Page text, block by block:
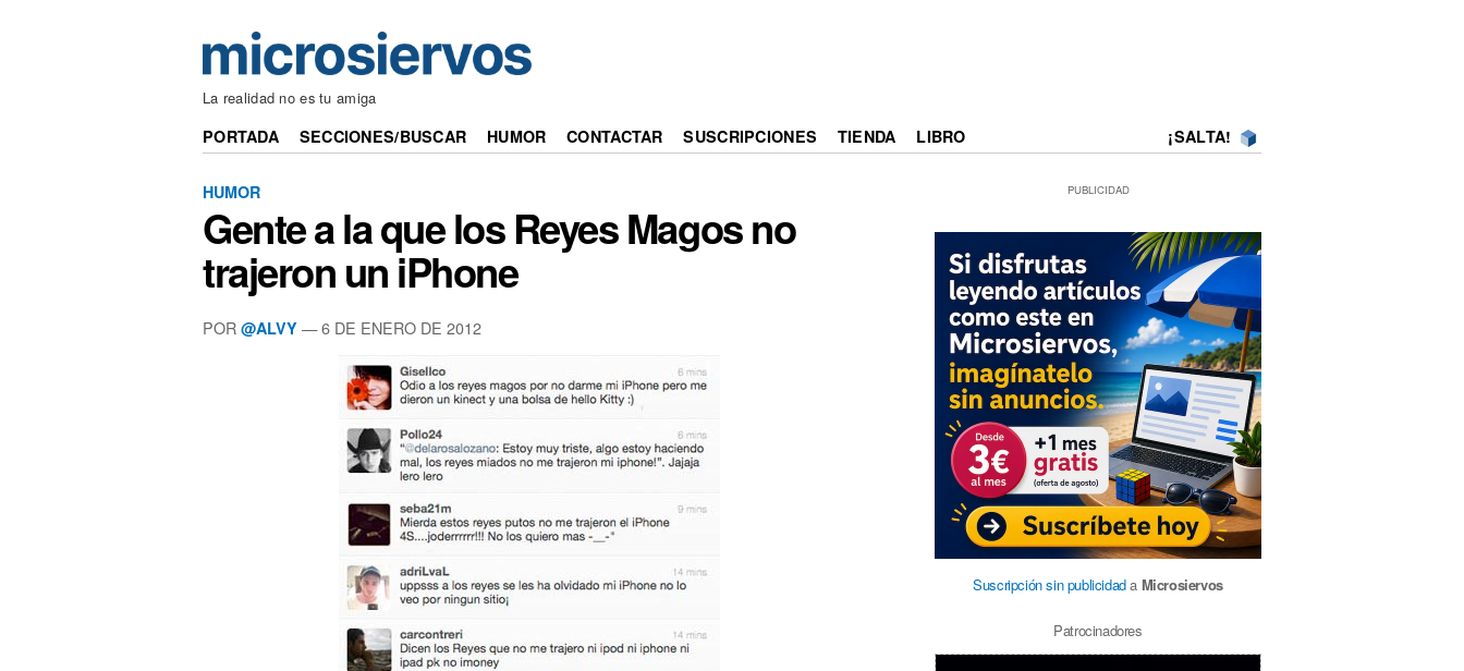
La realidad no es tu amiga
PORTADA SECCIONES/BUSCAR HUMOR CONTACTAR SUSCRIPCIONES TIENDA LIBRO ¡SALTA!
HUMOR
Gente a la que los Reyes Magos no
trajeron un iPhone
POR @ALVY — 6 DE ENERO DE 2012
PUBLICIDAD
Suscripción sin publicidada Microsiervos
Patrocinadores